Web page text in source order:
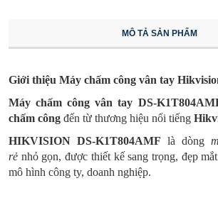
MÔ TẢ SẢN PHẨM
Giới thiệu Máy chấm công vân tay
Máy chấm công vân tay DS-
chấm công đến từ thương hiệu nổi tiếng
HIKVISION DS-K1T804AMF là dòng
rẻ nhỏ gọn, được thiết kế sang trọng, đẹp
mô hình công ty, doanh nghiệp.